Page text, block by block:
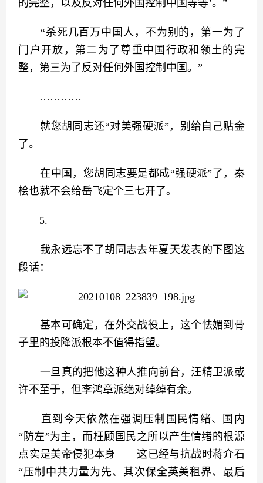
的完整，以及反对任何外国控制中国等等’。”
“杀死几百万中国人，不为别的，第一为了
门户开放，第二为了尊重中国行政和领土的完
整，第三为了反对任何外国控制中国。”
…………
就您胡同志还“对美强硬派”，别给自己贴金
了。
在中国，您胡同志要是都成“强硬派”了，秦
桧也就不会给岳飞定个三七开了。
5.
我永远忘不了胡同志去年夏天发表的下图这
段话：
基本可确定，在外交战役上，这个怯媚到骨
子里的投降派根本不值得指望。
一旦真的把他这种人推向前台，汪精卫派或
许不至于，但李鸿章派绝对绰绰有余。
直到今天依然在强调压制国民情绪、国内
“防左”为主，而枉顾国民之所以产生情绪的根源
点实是美帝侵犯本身——这已经与抗战时蒋介石
“压制中共力量为先、其次保全英美租界、最后